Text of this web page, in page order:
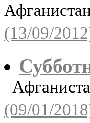
(13/09/
(09/01/